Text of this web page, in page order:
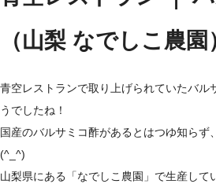
（山梨 なでしこ農園
青空レストランで取り上げられていたバル
うでしたね！
国産のバルサミコ酢があるとはつゆ知らず
(^_^)
山梨県にある「なでしこ農園」で生産して